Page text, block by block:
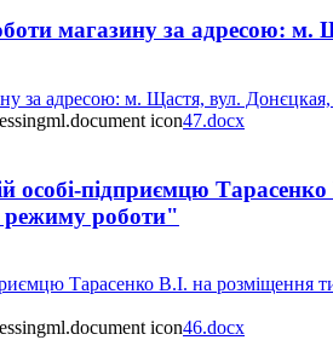
магазину за адресою: м.
за адресою: м. Щастя, вул.
47.docx
підприємцю
режиму роботи"
Тарасенко В.І. на розміщення
46.docx